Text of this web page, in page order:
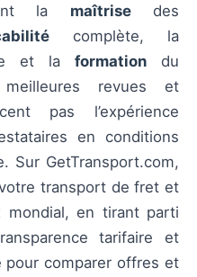
la maîtrisedes
complète, la
et la formation du
revues et
pas l’expérience
en conditions
Sur GetTransport.com,
transport de fret et
mondial, en tirant parti
tarifaire et
pour comparer offres et